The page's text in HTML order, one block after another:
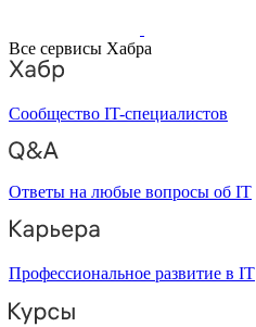
Все сервисы Хабра
Сообщество IT-специалистов
Ответы на любые вопросы об IT
Профессиональное развитие в IT